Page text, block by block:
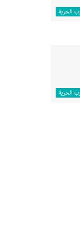
الحرية
الحرية